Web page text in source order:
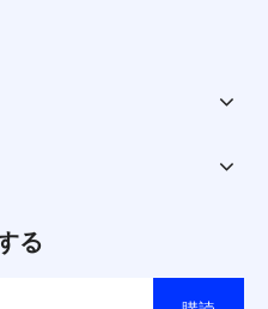
る